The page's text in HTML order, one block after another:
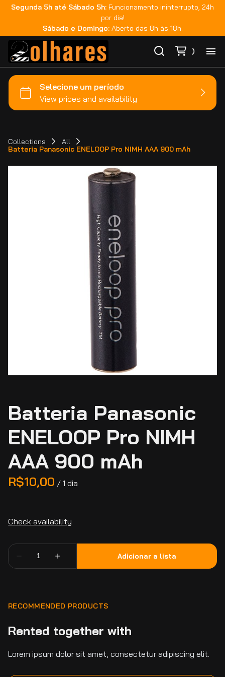
Segunda 5h até Sábado 5h: Funcionamento ininterrupto, 24h
por dia!
Sábado e Domingo: Aberto das 8h às 18h.
Collections
All
Batteria Panasonic ENELOOP Pro NIMH AAA 900 mAh
Batteria Panasonic
ENELOOP Pro NIMH
AAA 900 mAh
/
RECOMMENDED PRODUCTS
Rented together with
Lorem ipsum dolor sit amet, consectetur adipiscing elit.